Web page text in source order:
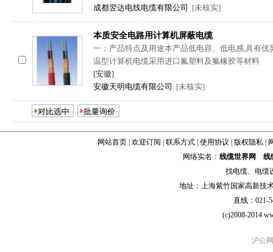
成都翌达电线电缆有限公司
[未核实]
本质安全电路用计算机屏蔽电缆
一：产品特点及用途本产品低电容、低电感,具有
温型计算机电缆采用进口氟塑料及氟橡胶等材料
[安徽]
安徽天明电缆有限公司
[未核实]
网站首页| 欢迎订阅 联系方式| 使用协议 版权隐私|
网络实名： 线缆世界网
线
找电缆、 电缆
地址：上海紫竹国家高新技
直线：021-
(c)2008-2014
沪公